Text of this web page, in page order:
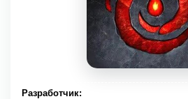
Разработчик: